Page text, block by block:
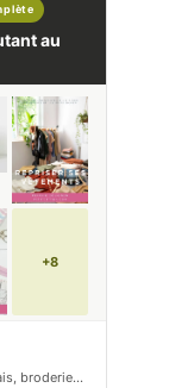
au
+8
broderie…